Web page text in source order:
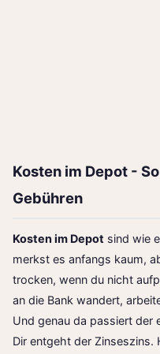
Kosten im Depot -
Gebühren
Kosten im Depot sind wie
merkst es anfangs kaum,
trocken, wenn du nicht
an die Bank wandert,
Und genau da passiert der
Dir entgeht der